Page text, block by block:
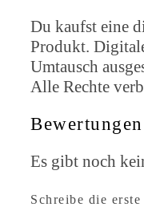
Du kaufst eine
Produkt.
Umtausch
Alle Rechte
Bewertungen
Es gibt noch
Schreibe die